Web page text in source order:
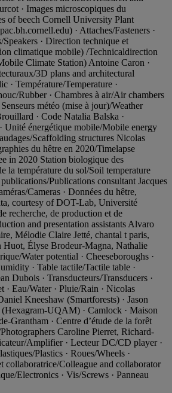
· Images microscopiques du
of beech Cornell University Plant
· Attaches/Fasteners ·
Speakers · Direction technique et
climatique mobile) /Technicaldirection
Climate Station) Antoine Caron ·
3D plans and architectural
· Température/Temperature ·
Rubber · Chambres à air/Air chambers
météo (mise à jour)/Weather
· Code Natalia Balska ·
Unité énergétique mobile/Mobile energy
Scaffolding structures Nicolas
du hêtre en 2020/Timelapse
in 2020 Station biologique des
la température du sol/Soil temperature
Publications consultant Jacques
Cameras · Données du hêtre,
courtesy of DOT-Lab, Université
recherche, de production et de
and presentation assistants Alvaro
Mélodie Claire Jetté, chantal t paris,
Huot, Élyse Brodeur-Magna, Nathalie
Water potential · Cheeseboroughs ·
· Table tactile/Tactile table ·
Dubois · Transducteurs/Transducers ·
· Eau/Water · Pluie/Rain · Nicolas
Kneeshaw (Smartforests) · Jason
UQAM) · Camlock · Maison
Grantham · Centre d’étude de la forêt
Caroline Pierret, Richard-
Amplifier · Lecteur DC/CD player ·
Plastics · Roues/Wheels ·
collaboratrice/Colleague and collaborator
Electronics · Vis/Screws · Panneau